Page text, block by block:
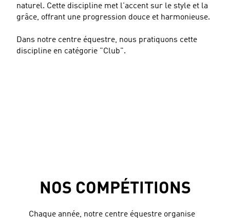
naturel. Cette discipline met l'accent sur le style et la
grâce, offrant une progression douce et harmonieuse.
Dans notre centre équestre, nous pratiquons cette
discipline en catégorie "Club".
NOS COMPÉTITIONS
Chaque année, notre centre équestre organise